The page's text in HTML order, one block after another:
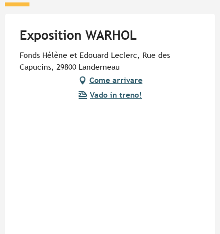
Exposition WARHOL
Fonds Hélène et Edouard Leclerc, Rue des
Capucins, 29800 Landerneau
Come arrivare
Vado in treno!